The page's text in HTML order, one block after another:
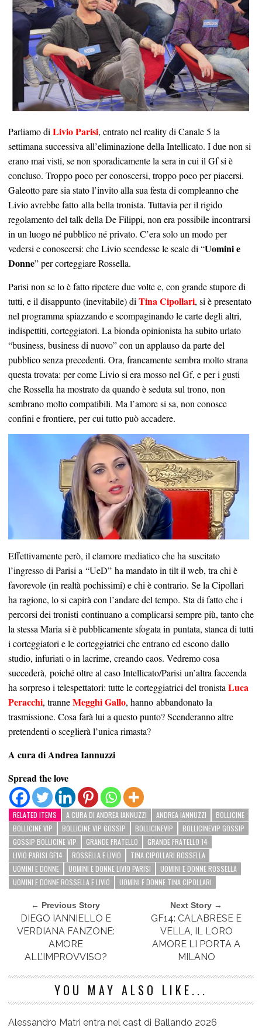
Parliamo di Livio Parisi, entrato nel reality di Canale 5 la
settimana successiva all’eliminazione della Intellicato. I due non si
erano mai visti, se non sporadicamente la sera in cui il Gf si è
concluso. Troppo poco per conoscersi, troppo poco per piacersi.
Galeotto pare sia stato l’invito alla sua festa di compleanno che
Livio avrebbe fatto alla bella tronista. Tuttavia per il rigido
regolamento del talk della De Filippi, non era possibile incontrarsi
in un luogo né pubblico né privato. C’era solo un modo per
vedersi e conoscersi: che Livio scendesse le scale di “Uomini e
Donne” per corteggiare Rossella.
Parisi non se lo è fatto ripetere due volte e, con grande stupore di
tutti, e il disappunto (inevitabile) di Tina Cipollari, si è presentato
nel programma spiazzando e scompaginando le carte degli altri,
indispettiti, corteggiatori. La bionda opinionista ha subito urlato
“business, business di nuovo” con un applauso da parte del
pubblico senza precedenti. Ora, francamente sembra molto strana
questa trovata: per come Livio si era mosso nel Gf, e per i gusti
che Rossella ha mostrato da quando è seduta sul trono, non
sembrano molto compatibili. Ma l’amore si sa, non conosce
confini e frontiere, per cui tutto può accadere.
Effettivamente però, il clamore mediatico che ha suscitato
l’ingresso di Parisi a “UeD” ha mandato in tilt il web, tra chi è
favorevole (in realtà pochissimi) e chi è contrario. Se la Cipollari
ha ragione, lo si capirà con l’andare del tempo. Sta di fatto che i
percorsi dei tronisti continuano a complicarsi sempre più, tanto che
la stessa Maria si è pubblicamente sfogata in puntata, stanca di tutti
i corteggiatori e le corteggiatrici che entrano ed escono dallo
studio, infuriati o in lacrime, creando caos. Vedremo cosa
succederà, poiché oltre al caso Intellicato/Parisi un’altra faccenda
ha sorpreso i telespettatori: tutte le corteggiatrici del tronistaLuca
Peracchi, tranneMegghi Gallo, hanno abbandonato la
trasmissione. Cosa farà lui a questo punto? Scenderanno altre
pretendenti o sceglierà l’unica rimasta?
A cura di Andrea Iannuzzi
Spread the love
RELATED ITEMS A CURA DI ANDREA IANNUZZI ANDREA IANNUZZI
BOLLICINE
BOLLICINE VIP
BOLLICINE VIP GOSSIP BOLLICINEVIP
BOLLICINEVIP GOSSIP
GOSSIP BOLLICINE VIP
GRANDE FRATELLO
GRANDE FRATELLO 14
LIVIO PARISI GF14
ROSSELLA E LIVIO
TINA CIPOLLARI ROSSELLA
UOMINI E DONNE
UOMINI E DONNE LIVIO PARISI
UOMINI E DONNE ROSSELLA
UOMINI E DONNE ROSSELLA E LIVIO
UOMINI E DONNE TINA CIPOLLARI
← Previous Story
DIEGO IANNIELLO E
VERDIANA FANZONE:
AMORE
ALL’IMPROVVISO?
Next Story →
GF14: CALABRESE E
VELLA, IL LORO
AMORE LI PORTA A
MILANO
YOU MAY ALSO LIKE...
Alessandro Matri entra nel cast di Ballando 2026